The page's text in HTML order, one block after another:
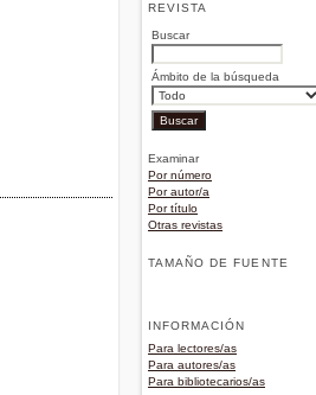
REVISTA
Buscar
Ámbito de la búsqueda
Examinar
Por número
Por autor/a
Por título
Otras revistas
TAMAÑO DE FUENTE
INFORMACIÓN
Para lectores/as
Para autores/as
Para bibliotecarios/as